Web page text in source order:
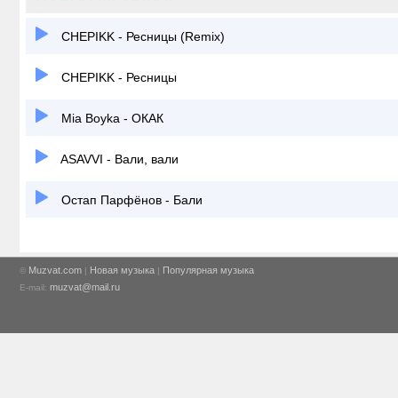
CHEPIKK - Ресницы (Remix)
CHEPIKK - Ресницы
Mia Boyka - ОКАК
ASAVVI - Вали, вали
Остап Парфёнов - Бали
© Muzvat.com | Новая музыка | Популярная музыка
E-mail: muzvat@mail.ru